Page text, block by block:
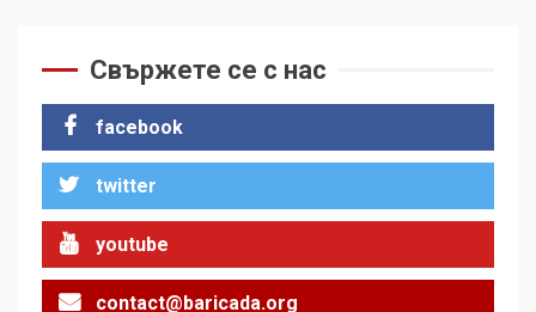
на Черни връх по неговите
2
Цената на войната
Свържете се с нас
facebook
twitter
youtube
contact@baricada.org